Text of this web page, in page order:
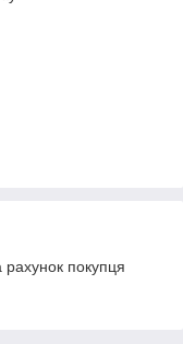
покупця